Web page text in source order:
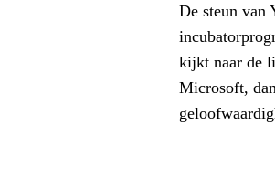
De steun van
kijkt naar de
Microsoft,